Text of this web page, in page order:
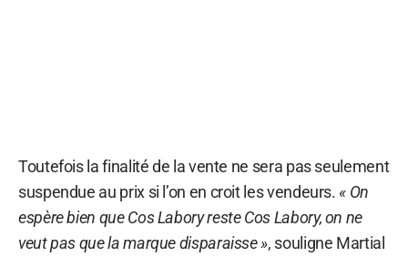
Toutefois la finalité de la vente ne sera pas seulement
suspendue au prix si l’on en croit les vendeurs.« On
espère bien que Cos Labory reste Cos Labory, on ne
veut pas que la marque disparaisse », souligne Martial